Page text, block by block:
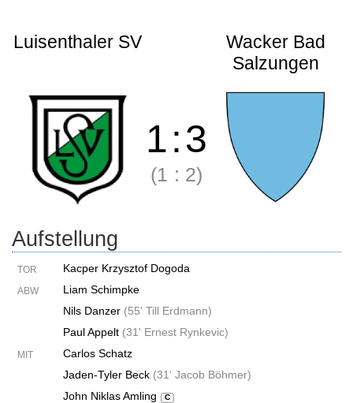
Luisenthaler SV
Wacker Bad
Salzungen
1:3
(1 : 2)
Aufstellung
TOR Kacper Krzysztof Dogoda
ABW
Liam Schimpke
Nils Danzer (55' Till Erdmann)
Paul Appelt (31' Ernest Rynkevic)
MIT
Carlos Schatz
Jaden-Tyler Beck (31' Jacob Böhmer)
John Niklas Amling
C